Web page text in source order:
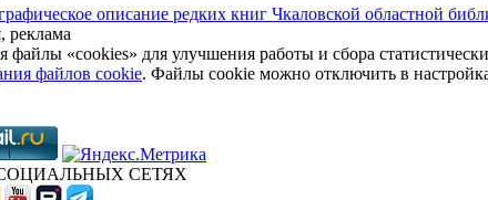
описание редких книг Чкаловской областной
реклама
файлы «cookies» для улучшения работы и сбора
файлов cookie. Файлы cookie можно отключить в
СЕТЯХ